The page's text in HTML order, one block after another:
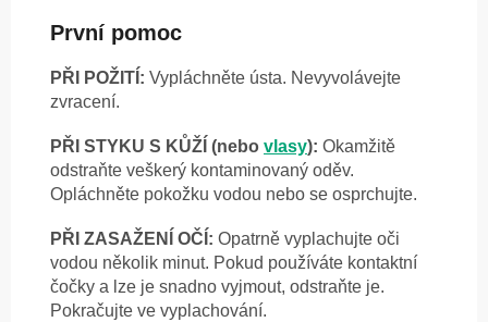
První pomoc
PŘI POŽITÍ: Vypláchněte ústa. Nevyvolávejte
zvracení.
PŘI STYKU S KŮŽÍ (nebo vlasy): Okamžitě
odstraňte veškerý kontaminovaný oděv.
Opláchněte pokožku vodou nebo se osprchujte.
PŘI ZASAŽENÍ OČÍ: Opatrně vyplachujte oči
vodou několik minut. Pokud používáte kontaktní
čočky a lze je snadno vyjmout, odstraňte je.
Pokračujte ve vyplachování.